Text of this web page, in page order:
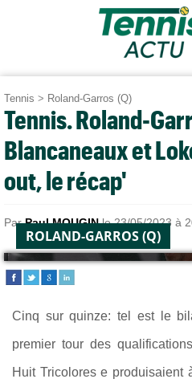
Tennis > Roland-Garros (Q)
Tennis. Roland-
Blancaneaux et
out, le récap'
ParPaul MOUGINle 23/05/2023 à
ROLAND-GARROS (Q)
Cinq sur quinze: tel est le
premier tour des
Huit Tricolores e produisaient